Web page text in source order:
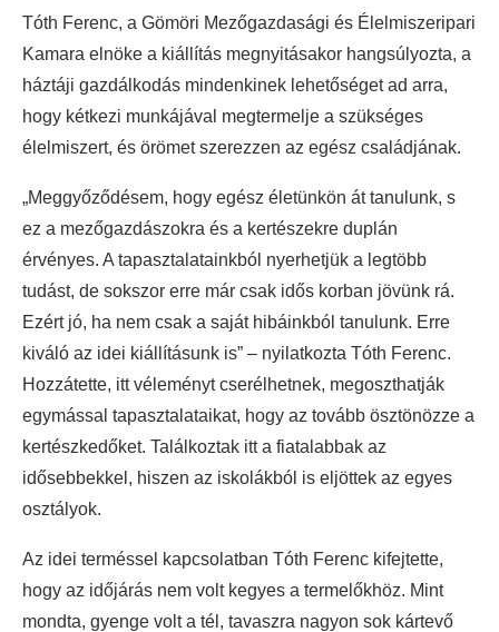
Tóth Ferenc, a Gömöri Mezőgazdasági és Élelmiszeripari
Kamara elnöke a kiállítás megnyitásakor hangsúlyozta, a
háztáji gazdálkodás mindenkinek lehetőséget ad arra,
hogy kétkezi munkájával megtermelje a szükséges
élelmiszert, és örömet szerezzen az egész családjának.
„Meggyőződésem, hogy egész életünkön át tanulunk, s
ez a mezőgazdászokra és a kertészekre duplán
érvényes. A tapasztalatainkból nyerhetjük a legtöbb
tudást, de sokszor erre már csak idős korban jövünk rá.
Ezért jó, ha nem csak a saját hibáinkból tanulunk. Erre
kiváló az idei kiállításunk is” – nyilatkozta Tóth Ferenc.
Hozzátette, itt véleményt cserélhetnek, megoszthatják
egymással tapasztalataikat, hogy az tovább ösztönözze a
kertészkedőket. Találkoztak itt a fiatalabbak az
idősebbekkel, hiszen az iskolákból is eljöttek az egyes
osztályok.
Az idei terméssel kapcsolatban Tóth Ferenc kifejtette,
hogy az időjárás nem volt kegyes a termelőkhöz. Mint
mondta, gyenge volt a tél, tavaszra nagyon sok kártevő